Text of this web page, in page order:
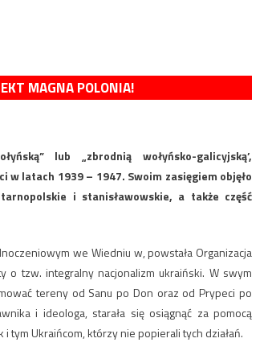
MAGNA POLONIA!
lub „zbrodnią wołyńsko-galicyjską’,
latach 1939 – 1947. Swoim zasięgiem objęło
i stanisławowskie, a także część
we Wiedniu w, powstała Organizacja
o tzw. integralny nacjonalizm ukraiński. W swym
tereny od Sanu po Don oraz od Prypeci po
i ideologa, starała się osiągnąć za pomocą
tym Ukraińcom, którzy nie popierali tych działań.